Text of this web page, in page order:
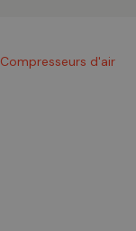
Compresseurs d'air